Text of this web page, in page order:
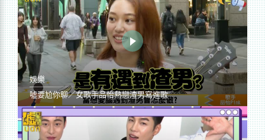
娛樂
噓要尬你聊／女歌手品怡熱戀渣男寫進歌